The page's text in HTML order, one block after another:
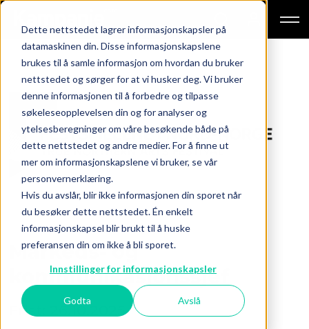
Dette nettstedet lagrer informasjonskapsler på
datamaskinen din. Disse informasjonskapslene
brukes til å samle informasjon om hvordan du bruker
nettstedet og sørger for at vi husker deg. Vi bruker
denne informasjonen til å forbedre og tilpasse
søkeleseopplevelsen din og for analyser og
ytelsesberegninger om våre besøkende både på
dette nettstedet og andre medier. For å finne ut
mer om informasjonskapslene vi bruker, se vår
personvernerklæring.
Hvis du avslår, blir ikke informasjonen din sporet når
du besøker dette nettstedet. Én enkelt
informasjonskapsel blir brukt til å huske
preferansen din om ikke å bli sporet.
Innstillinger for informasjonskapsler
Godta Avslå
Markeds- og
kommunikasjonssjef
Frist: 26.10.2025